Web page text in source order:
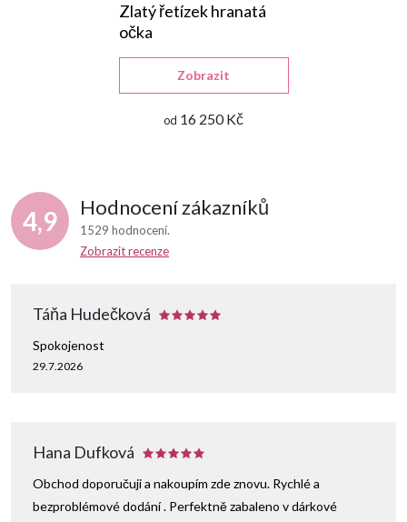
Zlatý řetízek hranatá
očka
od 16 250 Kč
Zobrazit
4,9 Hodnocení zákazníků
1529 hodnocení
Zobrazit recenze
Táňa Hudečková
29.7.2026
Spokojenost
Hana Dufková
Obchod doporučuji a nakoupím zde znovu. Rychlé a
bezproblémové dodání . Perfektně zabaleno v dárkové